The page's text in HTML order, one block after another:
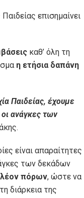
επισημαίνει
καθ’ όλη τη
η ετήσια δαπάνη
Παιδείας, έχουμε
ανάγκες των
είναι απαραίτητες
των δεκάδων
πόρων, ώστε να
διάρκεια της